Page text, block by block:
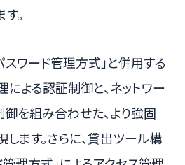
。
スワード管理方式」と併用する
による認証制御と、ネットワー
を組み合わせた、より強固
ます。さらに、貸出ツール構